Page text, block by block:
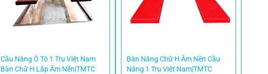
Cầu Nâng Ô Tô 1 Trụ Việt Nam
Bàn Chữ H Lắp Âm Nền|TMTC
Bàn Nâng Chữ H Âm Nền Cầu
Nâng 1 Trụ Việt Nam|TMTC